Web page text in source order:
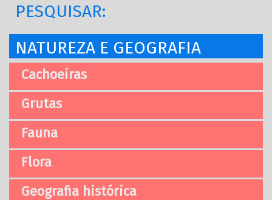
PESQUISAR:
NATUREZA E GEOGRAFIA
Cachoeiras
Grutas
Fauna
Flora
Geografia histórica